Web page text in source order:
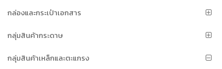
กล่องและกระเป๋าเอกสาร
กลุ่มสินค้ากระดาษ
กลุ่มสินค้าเหล็กและตะแกรง